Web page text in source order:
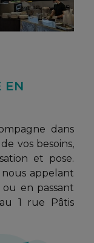
EN
dans
vos besoins,
et pose.
appelant
ou en passant
1 rue Pâtis